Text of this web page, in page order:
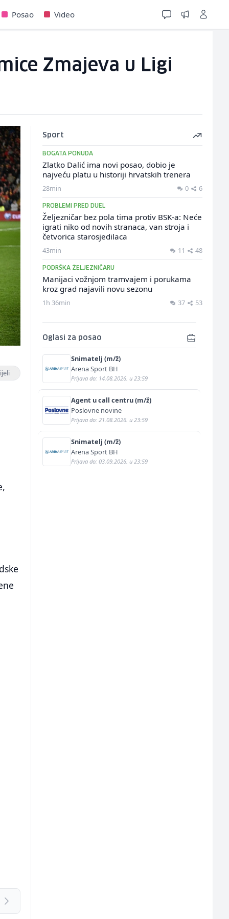
Posao Video
Zmajeva u Ligi
Sport
BOGATA PONUDA
Zlatko Dalić ima novi posao, dobio je
najveću platu u historiji hrvatskih trenera
28min 0 6
PROBLEMI PRED DUEL
Željezničar bez pola tima protiv BSK-a: Neće
igrati niko od novih stranaca, van stroja i
četvorica starosjedilaca
43min 11 48
PODRŠKA ŽELJEZNIČARU
Manijaci vožnjom tramvajem i porukama
kroz grad najavili novu sezonu
1h 36min 37 53
Oglasi za posao
Snimatelj (m/ž)
Arena Sport BH
Prijava do: 14.08.2026. u 23:59
Agent u call centru (m/ž)
Poslovne novine
Prijava do: 21.08.2026. u 23:59
Snimatelj (m/ž)
Arena Sport BH
Prijava do: 03.09.2026. u 23:59